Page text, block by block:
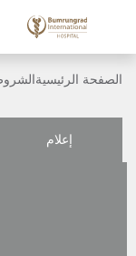
الصفحة الرئيسية
إعلام